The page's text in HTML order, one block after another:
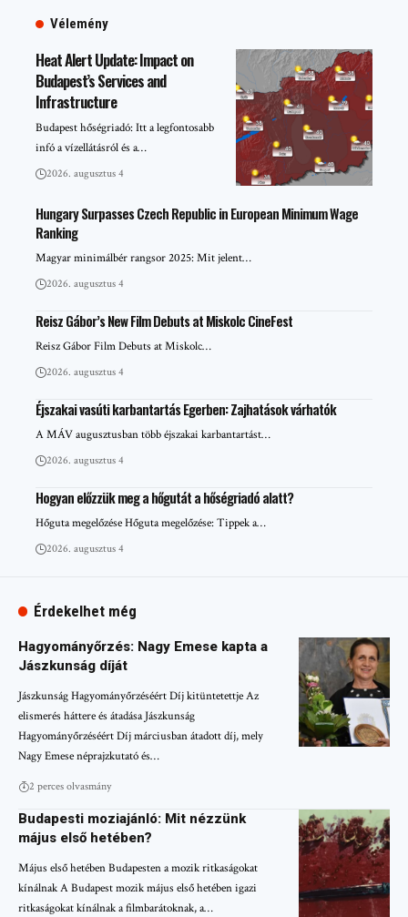
Vélemény
Heat Alert Update: Impact on
Budapest’s Services and
Infrastructure
Budapest hőségriadó: Itt a legfontosabb
infó a vízellátásról és a…
2026. augusztus 4
Hungary Surpasses Czech Republic in European Minimum Wage
Ranking
Magyar minimálbér rangsor 2025: Mit jelent…
2026. augusztus 4
Reisz Gábor’s New Film Debuts at Miskolc CineFest
Reisz Gábor Film Debuts at Miskolc…
2026. augusztus 4
Éjszakai vasúti karbantartás Egerben: Zajhatások várhatók
A MÁV augusztusban több éjszakai karbantartást…
2026. augusztus 4
Hogyan előzzük meg a hőgutát a hőségriadó alatt?
Hőguta megelőzése Hőguta megelőzése: Tippek a…
2026. augusztus 4
Érdekelhet még
Hagyományőrzés: Nagy Emese kapta a
Jászkunság díját
Jászkunság Hagyományőrzéséért Díj kitüntetettje Az
elismerés háttere és átadása Jászkunság
Hagyományőrzéséért Díj márciusban átadott díj, mely
Nagy Emese néprajzkutató és…
2 perces olvasmány
Budapesti moziajánló: Mit nézzünk
május első hetében?
Május első hetében Budapesten a mozik ritkaságokat
kínálnak A Budapest mozik május első hetében igazi
ritkaságokat kínálnak a filmbarátoknak, a…